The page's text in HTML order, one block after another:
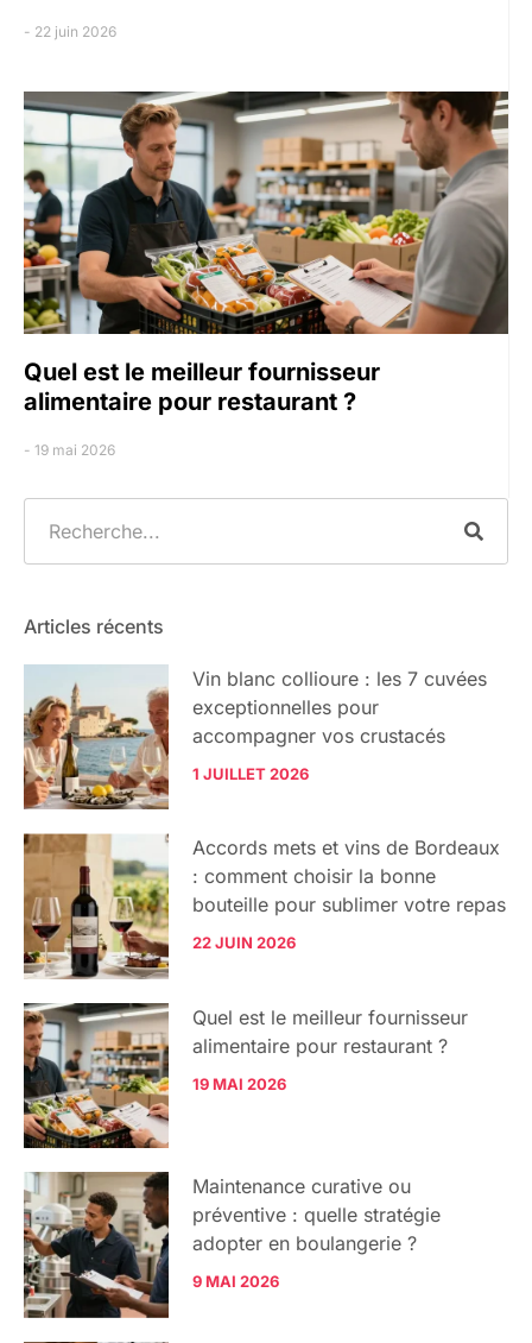
22 juin 2026
Quel est le meilleur fournisseur
alimentaire pour restaurant ?
19 mai 2026
Articles récents
Vin blanc collioure : les 7 cuvées
exceptionnelles pour
accompagner vos crustacés
1 JUILLET 2026
Accords mets et vins de Bordeaux
: comment choisir la bonne
bouteille pour sublimer votre repas
22 JUIN 2026
Quel est le meilleur fournisseur
alimentaire pour restaurant ?
19 MAI 2026
Maintenance curative ou
préventive : quelle stratégie
adopter en boulangerie ?
9 MAI 2026